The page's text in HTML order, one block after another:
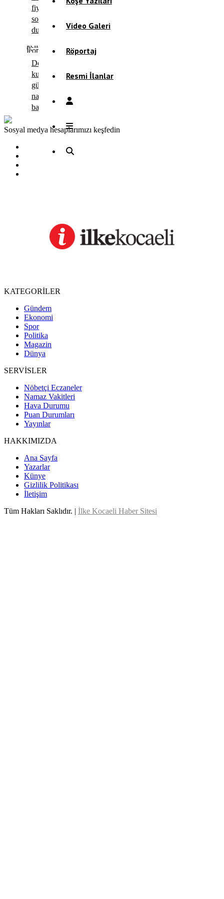
Video Galeri
Röportaj
Resmi İlanlar
fiyatlarında
son
durum!
Döviz
kuru
güne
nasıl
başladı?
Sosyal medya hesaplarımızı keşfedin
KATEGORİLER
Gündem
Ekonomi
Spor
Politika
Magazin
Dünya
SERVİSLER
Nöbetçi Eczaneler
Namaz Vakitleri
Hava Durumu
Puan Durumları
Yayınlar
HAKKIMIZDA
Ana Sayfa
Yazarlar
Künye
Gizlilik Politikası
İletişim
Tüm Hakları Saklıdır. | İlke Kocaeli Haber Sitesi